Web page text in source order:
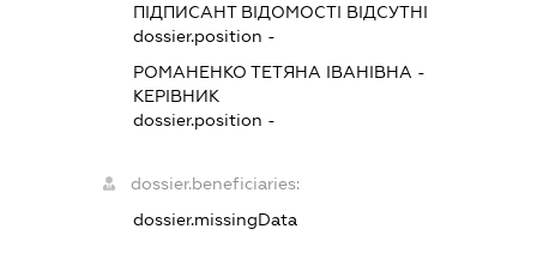
ПІДПИСАНТВІДОМОСТІ ВІДСУТНІ
dossier.position -
РОМАНЕНКО ТЕТЯНА ІВАНІВНА -
КЕРІВНИК
dossier.position -
dossier.beneficiaries:
dossier.missingData